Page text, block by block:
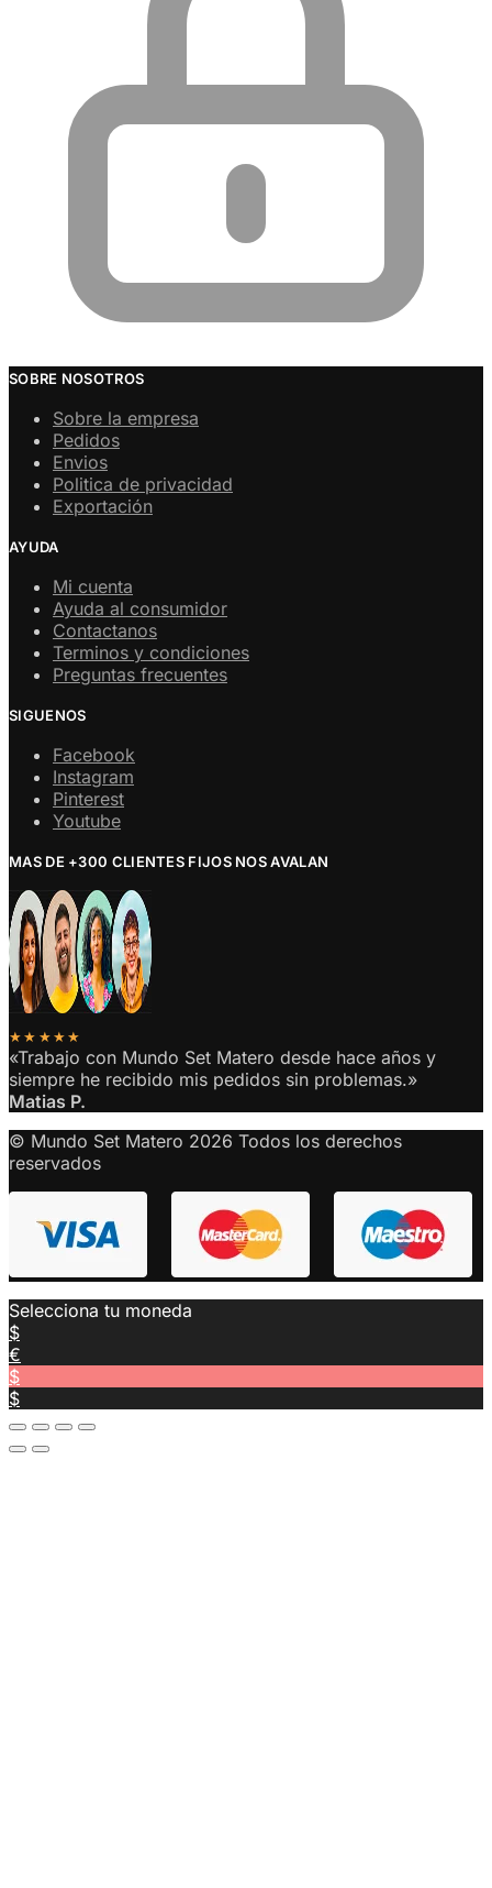
SOBRE NOSOTROS
Sobre la empresa
Pedidos
Envios
Politica de privacidad
Exportación
AYUDA
Mi cuenta
Ayuda al consumidor
Contactanos
Terminos y condiciones
Preguntas frecuentes
SIGUENOS
Facebook
Instagram
Pinterest
Youtube
MAS DE +300 CLIENTES FIJOS NOS AVALAN
★★★★★
«Trabajo con Mundo Set Matero desde hace años y
siempre he recibido mis pedidos sin problemas.»
Matias P.
© Mundo Set Matero 2026 Todos los derechos
reservados
Selecciona tu moneda
$
€
$
$